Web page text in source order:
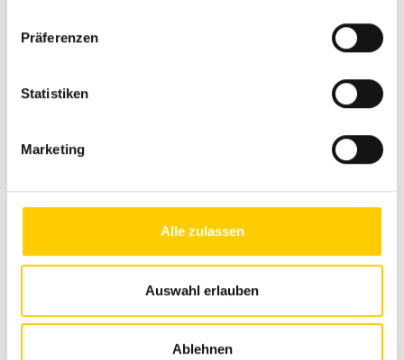
Präferenzen
Statistiken
Marketing
Alle zulassen
Auswahl erlauben
Ablehnen
I accept theprivacy policy*